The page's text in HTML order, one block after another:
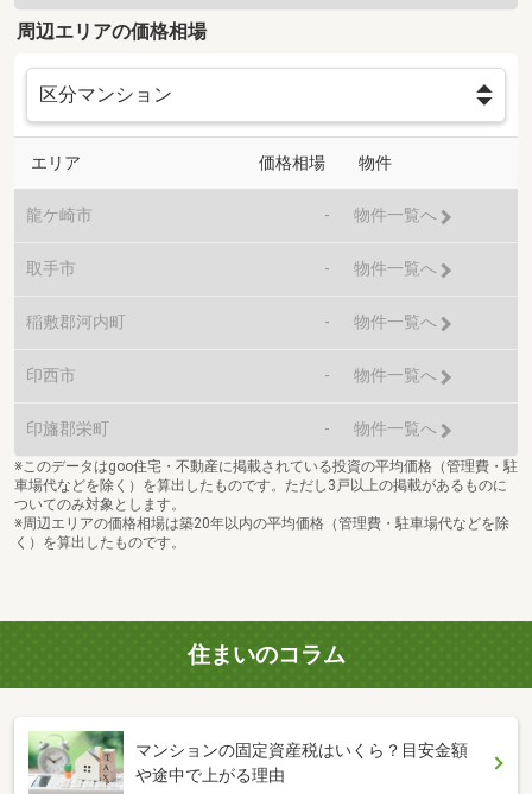
周辺エリアの価格相場
エリア 価格相場 物件
龍ケ崎市 - 物件一覧へ
取手市 - 物件一覧へ
稲敷郡河内町 - 物件一覧へ
印西市 - 物件一覧へ
印旛郡栄町 - 物件一覧へ
※このデータはgoo住宅・不動産に掲載されている投資の平均価格（管理費・駐
車場代などを除く）を算出したものです。ただし3戸以上の掲載があるものに
ついてのみ対象とします。
※周辺エリアの価格相場は築20年以内の平均価格（管理費・駐車場代などを除
く）を算出したものです。
住まいのコラム
マンションの固定資産税はいくら？目安金額
や途中で上がる理由